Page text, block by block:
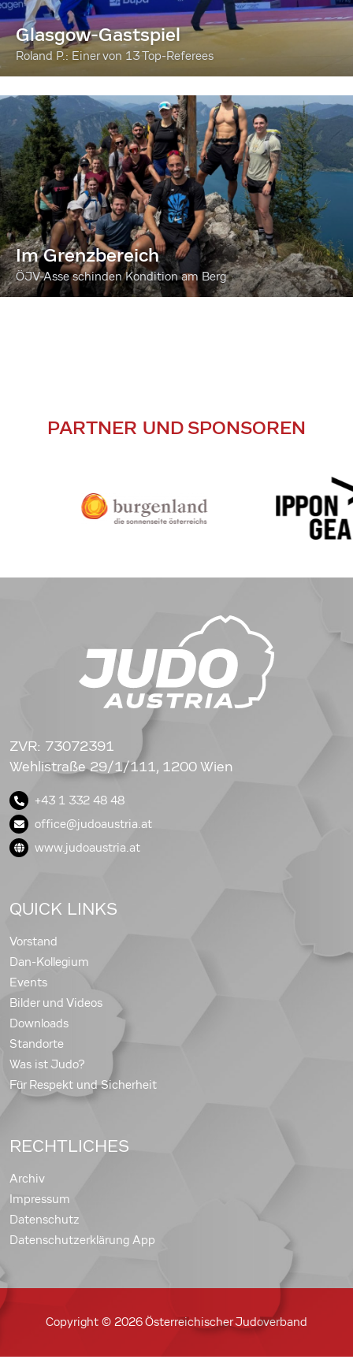
Glasgow-Gastspiel
Roland P.: Einer von 13 Top-Referees
Im Grenzbereich
ÖJV-Asse schinden Kondition am Berg
PARTNER UND SPONSOREN
ZVR: 73072391
Wehlistraße 29/1/111, 1200 Wien
+43 1 332 48 48
office@judoaustria.at
www.judoaustria.at
QUICK LINKS
Vorstand
Dan-Kollegium
Events
Bilder und Videos
Downloads
Standorte
Was ist Judo?
Für Respekt und Sicherheit
RECHTLICHES
Archiv
Impressum
Datenschutz
Datenschutzerklärung App
Copyright © 2026 Österreichischer Judoverband